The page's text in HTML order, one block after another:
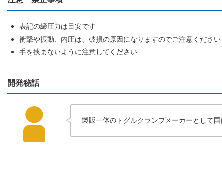
表記の締圧力は目安です
衝撃や振動、内圧は、破損の原因になりますのでご注意ください
手を挟まないように注意してください
開発秘話
製販一体のトグルクランプメーカーとして